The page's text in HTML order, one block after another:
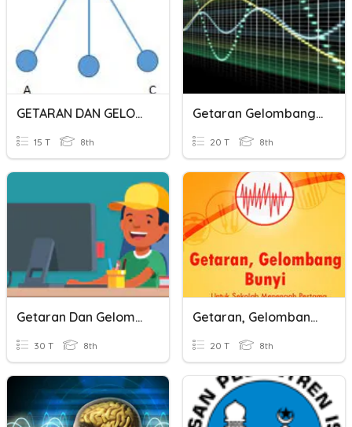
GETARAN DAN GELOMBANG
15 T 8th
Getaran Gelombang Dan Bunyi
20 T 8th
Getaran Dan Gelombang
30 T 8th
Getaran, Gelombang, Dan Bunyi
20 T 8th